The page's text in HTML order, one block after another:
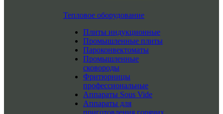
Тепловое оборудование
Плиты индукционные
Промышленные плиты
Пароконвектоматы
Промышленные
сковороды
Фритюрницы
профессиональные
Аппараты Sous Vide
Аппараты для
приготовления горячих